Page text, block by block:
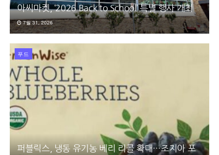
아씨마켓, ‘2026 Back to School’ 특별 행사 개최
7월 31, 2026
푸드
퍼블릭스, 냉동 유기농 베리 리콜 확대…조지아 포